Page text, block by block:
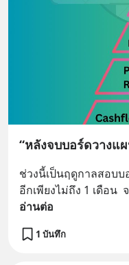
“หลังจบบอร์ดวางแ
ช่วงนี้เป็นฤดูกาลสอบ
อีกเพียงไม่ถึง 1 เดือน
อ่านต่อ
1 บันทึก